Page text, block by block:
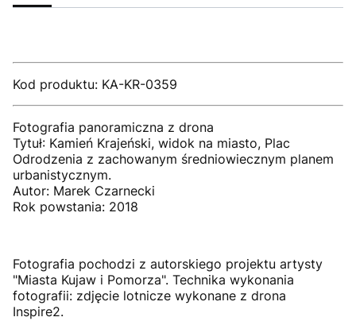
Kod produktu: KA-KR-0359
Fotografia panoramiczna z drona
Tytuł: Kamień Krajeński, widok na miasto, Plac
Odrodzenia z zachowanym średniowiecznym planem
urbanistycznym.
Autor: Marek Czarnecki
Rok powstania: 2018
Fotografia pochodzi z autorskiego projektu artysty
"Miasta Kujaw i Pomorza". Technika wykonania
fotografii: zdjęcie lotnicze wykonane z drona
Inspire2.